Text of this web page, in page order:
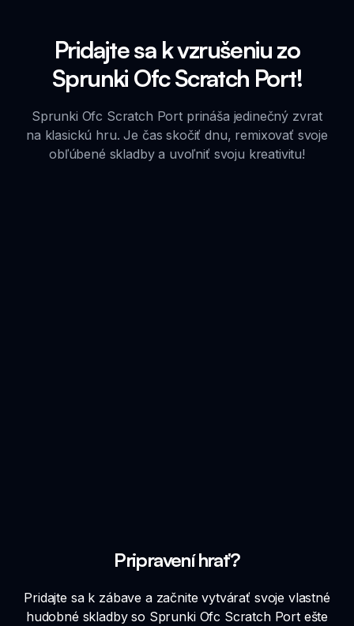
Pridajte sa k vzrušeniu zo
Sprunki Ofc Scratch Port!
Sprunki Ofc Scratch Port prináša jedinečný zvrat
na klasickú hru. Je čas skočiť dnu, remixovať svoje
obľúbené skladby a uvoľniť svoju kreativitu!
Pripravení hrať?
Pridajte sa k zábave a začnite vytvárať svoje vlastné
hudobné skladby so Sprunki Ofc Scratch Port ešte